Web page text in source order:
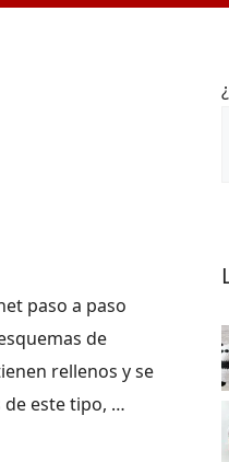
paso a paso
de
rellenos y se
de este tipo, …